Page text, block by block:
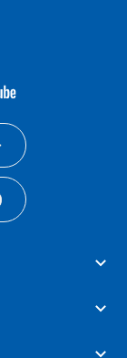
youtube-